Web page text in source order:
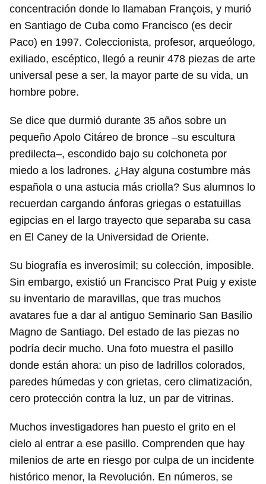
concentración donde lo llamaban François, y murió
en Santiago de Cuba como Francisco (es decir
Paco) en 1997. Coleccionista, profesor, arqueólogo,
exiliado, escéptico, llegó a reunir 478 piezas de arte
universal pese a ser, la mayor parte de su vida, un
hombre pobre.
Se dice que durmió durante 35 años sobre un
pequeño Apolo Citáreo de bronce –su escultura
predilecta–, escondido bajo su colchoneta por
miedo a los ladrones. ¿Hay alguna costumbre más
española o una astucia más criolla? Sus alumnos lo
recuerdan cargando ánforas griegas o estatuillas
egipcias en el largo trayecto que separaba su casa
en El Caney de la Universidad de Oriente.
Su biografía es inverosímil; su colección, imposible.
Sin embargo, existió un Francisco Prat Puig y existe
su inventario de maravillas, que tras muchos
avatares fue a dar al antiguo Seminario San Basilio
Magno de Santiago. Del estado de las piezas no
podría decir mucho. Una foto muestra el pasillo
donde están ahora: un piso de ladrillos colorados,
paredes húmedas y con grietas, cero climatización,
cero protección contra la luz, un par de vitrinas.
Muchos investigadores han puesto el grito en el
cielo al entrar a ese pasillo. Comprenden que hay
milenios de arte en riesgo por culpa de un incidente
histórico menor, la Revolución. En números, se